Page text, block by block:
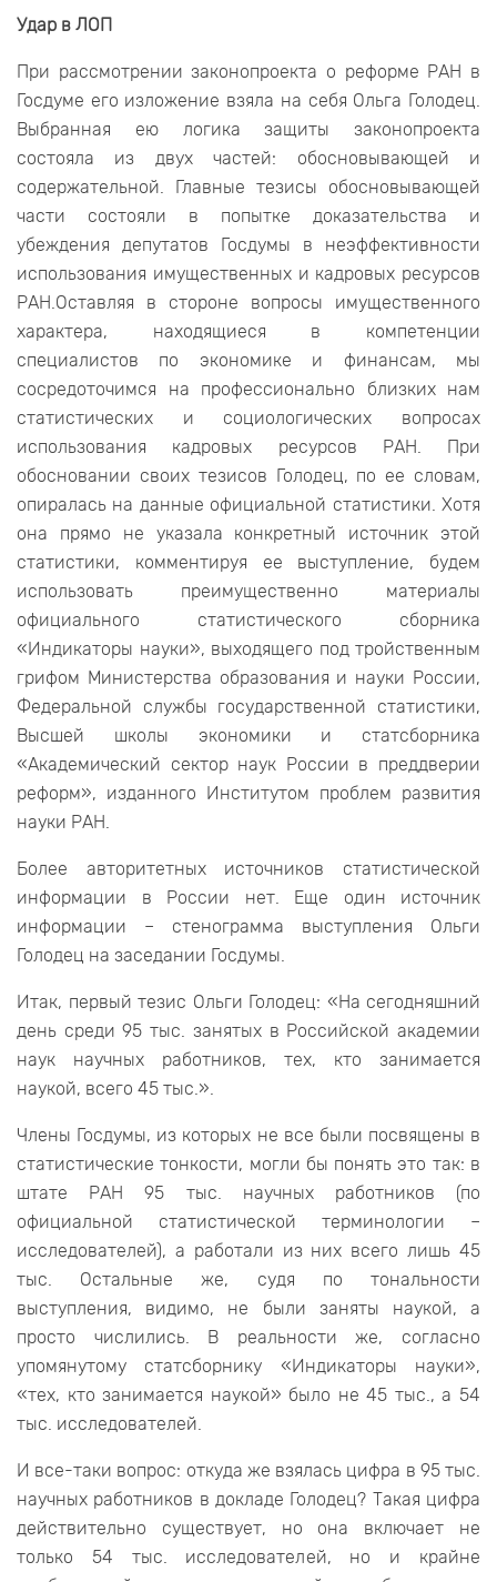
Удар в ЛОП
При рассмотрении законопроекта о реформе РАН в
Госдуме его изложение взяла на себя Ольга Голодец.
Выбранная ею логика защиты законопроекта
состояла из двух частей: обосновывающей и
содержательной. Главные тезисы обосновывающей
части состояли в попытке доказательства и
убеждения депутатов Госдумы в неэффективности
использования имущественных и кадровых ресурсов
РАН.Оставляя в стороне вопросы имущественного
характера, находящиеся в компетенции
специалистов по экономике и финансам, мы
сосредоточимся на профессионально близких нам
статистических и социологических вопросах
использования кадровых ресурсов РАН. При
обосновании своих тезисов Голодец, по ее словам,
опиралась на данные официальной статистики. Хотя
она прямо не указала конкретный источник этой
статистики, комментируя ее выступление, будем
использовать преимущественно материалы
официального статистического сборника
«Индикаторы науки», выходящего под тройственным
грифом Министерства образования и науки России,
Федеральной службы государственной статистики,
Высшей школы экономики и статсборника
«Академический сектор наук России в преддверии
реформ», изданного Институтом проблем развития
науки РАН.
Более авторитетных источников статистической
информации в России нет. Еще один источник
информации – стенограмма выступления Ольги
Голодец на заседании Госдумы.
Итак, первый тезис Ольги Голодец: «На сегодняшний
день среди 95 тыс. занятых в Российской академии
наук научных работников, тех, кто занимается
наукой, всего 45 тыс.».
Члены Госдумы, из которых не все были посвящены в
статистические тонкости, могли бы понять это так: в
штате РАН 95 тыс. научных работников (по
официальной статистической терминологии –
исследователей), а работали из них всего лишь 45
тыс. Остальные же, судя по тональности
выступления, видимо, не были заняты наукой, а
просто числились. В реальности же, согласно
упомянутому статсборнику «Индикаторы науки»,
«тех, кто занимается наукой» было не 45 тыс., а 54
тыс. исследователей.
И все-таки вопрос: откуда же взялась цифра в 95 тыс.
научных работников в докладе Голодец? Такая цифра
действительно существует, но она включает не
только 54 тыс. исследователей, но и крайне